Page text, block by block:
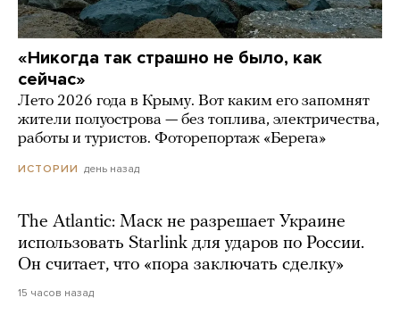
«Никогда так страшно не было, как
сейчас»
Лето 2026 года в Крыму. Вот каким его запомнят
жители полуострова — без топлива, электричества,
работы и туристов. Фоторепортаж «Берега»
ИСТОРИИ день назад
The Atlantic: Маск не разрешает Украине
использовать Starlink для ударов по России.
Он считает, что «пора заключать сделку»
15 часов назад